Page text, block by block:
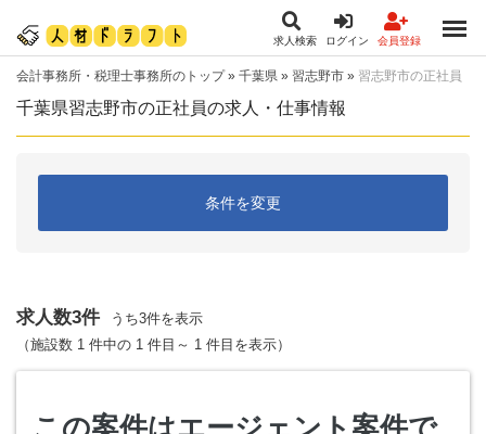
求人検索 ログイン 会員登録
会計事務所・税理士事務所のトップ» 千葉県 » 習志野市 » 習志野市の正社員
千葉県習志野市の正社員の求人・仕事情報
条件を変更
求人数3件
うち3件を表示
（施設数 1 件中の 1 件目～ 1 件目を表示）
この案件はエージェント案件で